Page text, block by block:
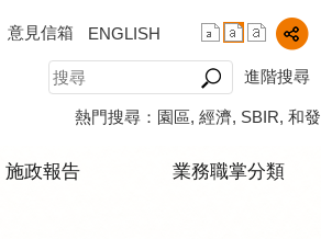
意見信箱 ENGLISH
進階搜尋
熱門搜尋： 園區 經濟 SBIR 和發
施政報告 業務職掌分類